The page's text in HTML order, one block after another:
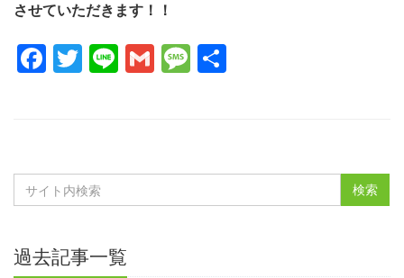
させていただきます！！
Facebook
Twitter
LineGmailMessage
過去記事一覧